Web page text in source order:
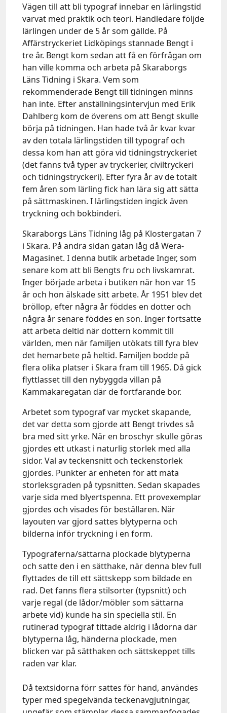
Vägen till att bli typograf innebar en lärlingstid
varvat med praktik och teori. Handledare följde
lärlingen under de 5 år som gällde. På
Affärstryckeriet Lidköpings stannade Bengt i
tre år. Bengt kom sedan att få en förfrågan om
han ville komma och arbeta på Skaraborgs
Läns Tidning i Skara. Vem som
rekommenderade Bengt till tidningen minns
han inte. Efter anställningsintervjun med Erik
Dahlberg kom de överens om att Bengt skulle
börja på tidningen. Han hade två år kvar kvar
av den totala lärlingstiden till typograf och
dessa kom han att göra vid tidningstryckeriet
(det fanns två typer av tryckerier, civiltryckeri
och tidningstryckeri). Efter fyra år av de totalt
fem åren som lärling fick han lära sig att sätta
på sättmaskinen. I lärlingstiden ingick även
tryckning och bokbinderi.
Skaraborgs Läns Tidning låg på Klostergatan 7
i Skara. På andra sidan gatan låg då Wera-
Magasinet. I denna butik arbetade Inger, som
senare kom att bli Bengts fru och livskamrat.
Inger började arbeta i butiken när hon var 15
år och hon älskade sitt arbete. År 1951 blev det
bröllop, efter några år föddes en dotter och
några år senare föddes en son. Inger fortsatte
att arbeta deltid när dottern kommit till
världen, men när familjen utökats till fyra blev
det hemarbete på heltid. Familjen bodde på
flera olika platser i Skara fram till 1965. Då gick
flyttlasset till den nybyggda villan på
Kammakaregatan där de fortfarande bor.
Arbetet som typograf var mycket skapande,
det var detta som gjorde att Bengt trivdes så
bra med sitt yrke. När en broschyr skulle göras
gjordes ett utkast i naturlig storlek med alla
sidor. Val av teckensnitt och teckenstorlek
gjordes. Punkter är enheten för att mäta
storleksgraden på typsnitten. Sedan skapades
varje sida med blyertspenna. Ett provexemplar
gjordes och visades för beställaren. När
layouten var gjord sattes blytyperna och
bilderna inför tryckning i en form.
Typograferna/sättarna plockade blytyperna
och satte den i en sätthake, när denna blev full
flyttades de till ett sättskepp som bildade en
rad. Det fanns flera stilsorter (typsnitt) och
varje regal (de lådor/möbler som sättarna
arbete vid) kunde ha sin speciella stil. En
rutinerad typograf tittade aldrig i lådorna där
blytyperna låg, händerna plockade, men
blicken var på sätthaken och sättskeppet tills
raden var klar.
Då textsidorna förr sattes för hand, användes
typer med spegelvända teckenavgjutningar,